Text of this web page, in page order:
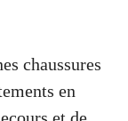
chaussures
en